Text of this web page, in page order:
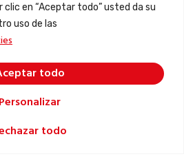
en “Aceptar todo” usted da su
uso de las
Personalizar
todo
todo